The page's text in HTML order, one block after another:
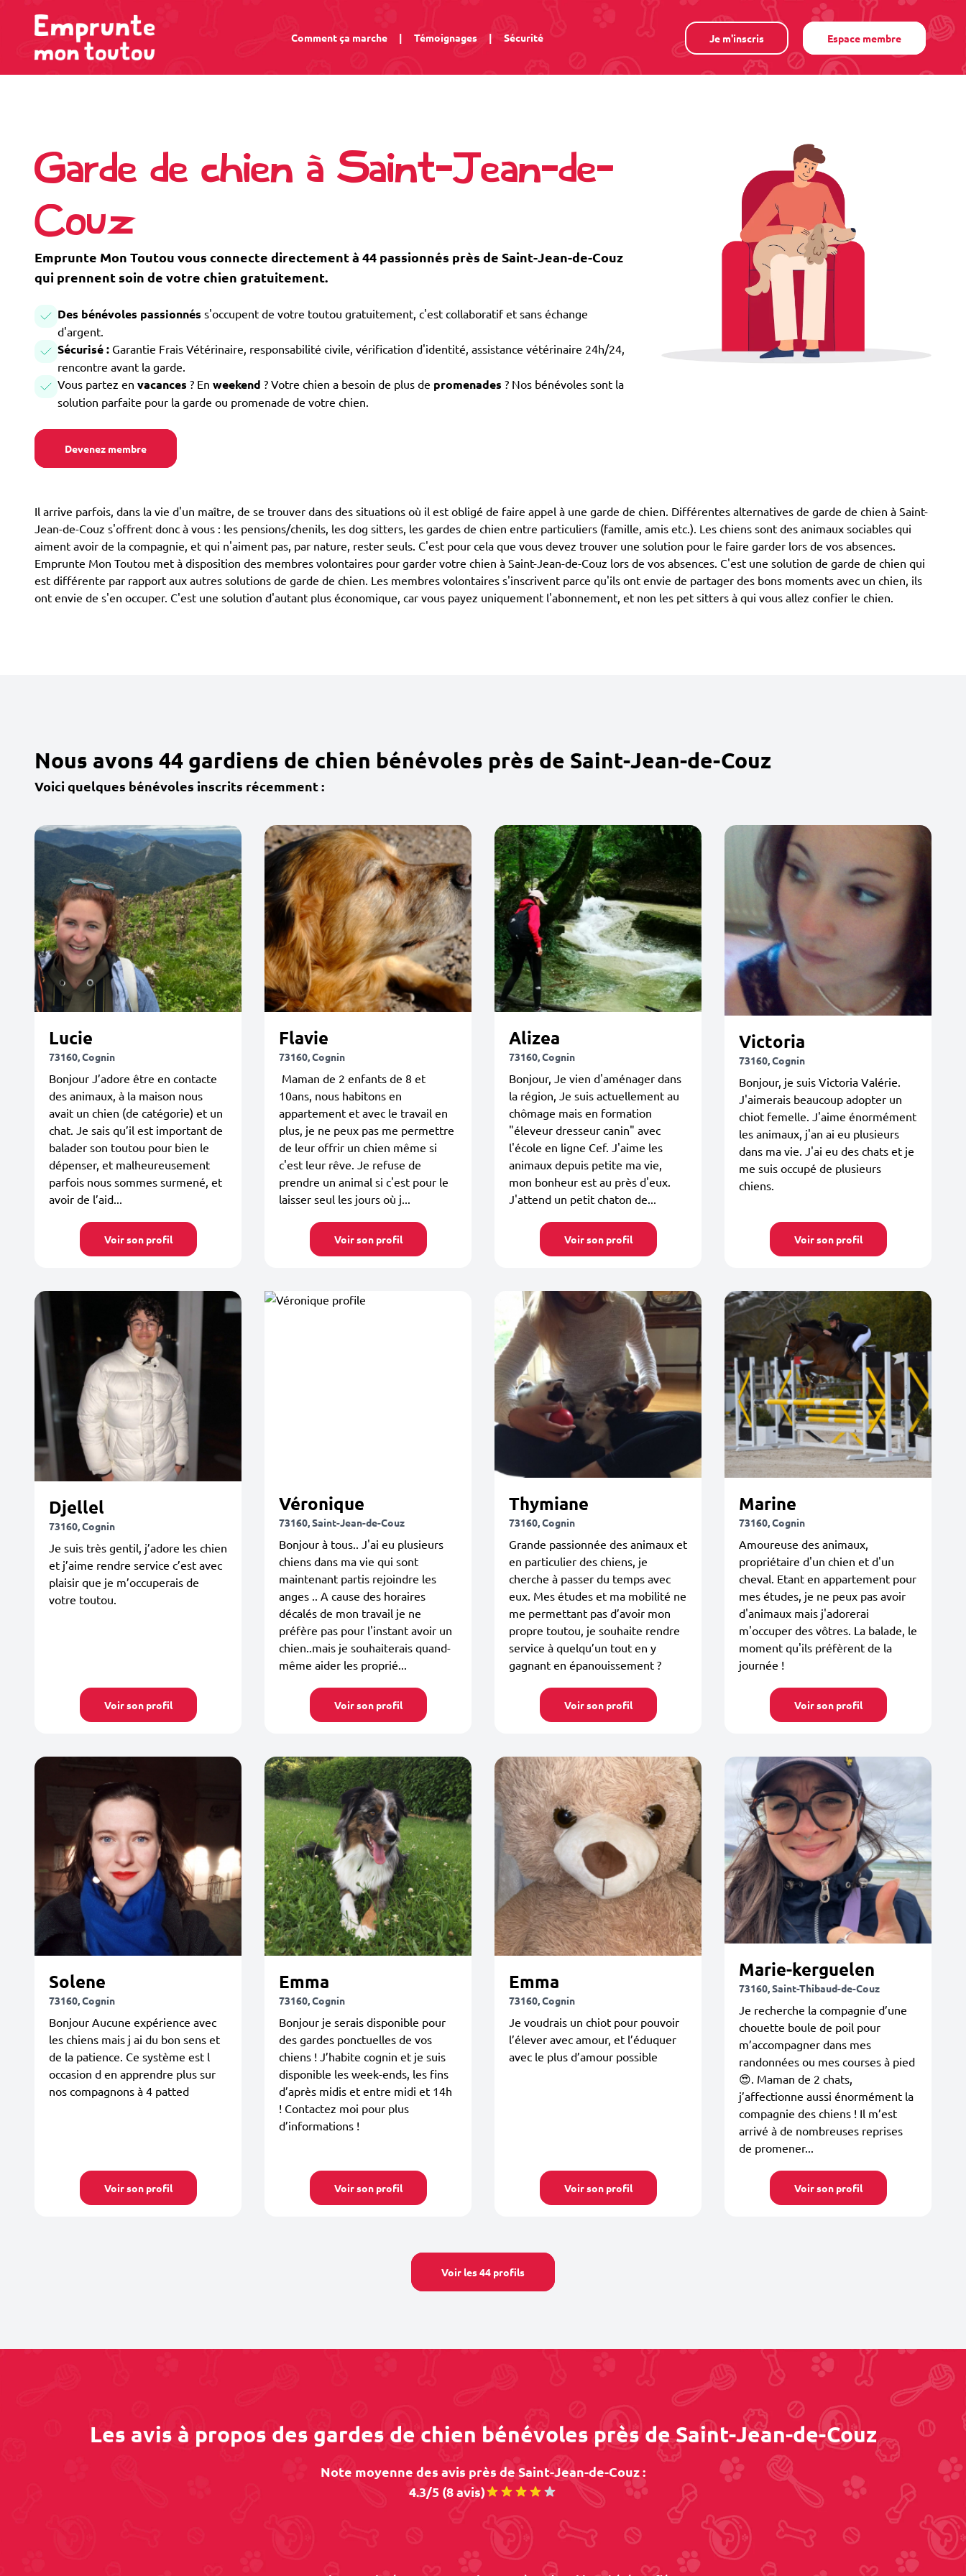
Comment ça marche | Témoignages | Sécurité Je m'inscris Espace membre
Garde de chien à Saint-Jean-de-
Couz
Emprunte Mon Toutou vous connecte directement à 44 passionnés près de Saint-Jean-de-Couz
qui prennent soin de votre chien gratuitement.
Des bénévoles passionnés s'occupent de votre toutou gratuitement, c'est collaboratif et sans échange
d'argent.
Sécurisé : Garantie Frais Vétérinaire, responsabilité civile, vérification d'identité, assistance vétérinaire 24h/24,
rencontre avant la garde.
Vous partez en vacances ? En weekend ? Votre chien a besoin de plus de promenades ? Nos bénévoles sont la
solution parfaite pour la garde ou promenade de votre chien.
Devenez membre
Il arrive parfois, dans la vie d'un maître, de se trouver dans des situations où il est obligé de faire appel à une garde de chien. Différentes alternatives de garde de chien à Saint-
Jean-de-Couz s'offrent donc à vous : les pensions/chenils, les dog sitters, les gardes de chien entre particuliers (famille, amis etc.). Les chiens sont des animaux sociables qui
aiment avoir de la compagnie, et qui n'aiment pas, par nature, rester seuls. C'est pour cela que vous devez trouver une solution pour le faire garder lors de vos absences.
Emprunte Mon Toutou met à disposition des membres volontaires pour garder votre chien à Saint-Jean-de-Couz lors de vos absences. C'est une solution de garde de chien qui
est différente par rapport aux autres solutions de garde de chien. Les membres volontaires s'inscrivent parce qu'ils ont envie de partager des bons moments avec un chien, ils
ont envie de s'en occuper. C'est une solution d'autant plus économique, car vous payez uniquement l'abonnement, et non les pet sitters à qui vous allez confier le chien.
Nous avons 44 gardiens de chien bénévoles près de Saint-Jean-de-Couz
Voici quelques bénévoles inscrits récemment :
Lucie
73160, Cognin
Bonjour J’adore être en contacte
des animaux, à la maison nous
avait un chien (de catégorie) et un
chat. Je sais qu’il est important de
balader son toutou pour bien le
dépenser, et malheureusement
parfois nous sommes surmené, et
avoir de l’aid...
Voir son profil
Flavie
73160, Cognin
Maman de 2 enfants de 8 et
10ans, nous habitons en
appartement et avec le travail en
plus, je ne peux pas me permettre
de leur offrir un chien même si
c'est leur rêve. Je refuse de
prendre un animal si c'est pour le
laisser seul les jours où j...
Voir son profil
Alizea
73160, Cognin
Bonjour, Je vien d'aménager dans
la région, Je suis actuellement au
chômage mais en formation
"éleveur dresseur canin" avec
l'école en ligne Cef. J'aime les
animaux depuis petite ma vie,
mon bonheur est au près d'eux.
J'attend un petit chaton de...
Voir son profil
Victoria
73160, Cognin
Bonjour, je suis Victoria Valérie.
J'aimerais beaucoup adopter un
chiot femelle. J'aime énormément
les animaux, j'an ai eu plusieurs
dans ma vie. J'ai eu des chats et je
me suis occupé de plusieurs
chiens.
Voir son profil
Djellel
73160, Cognin
Je suis très gentil, j’adore les chien
et j’aime rendre service c’est avec
plaisir que je m’occuperais de
votre toutou.
Voir son profil
Véronique
73160, Saint-Jean-de-Couz
Bonjour à tous.. J'ai eu plusieurs
chiens dans ma vie qui sont
maintenant partis rejoindre les
anges .. A cause des horaires
décalés de mon travail je ne
préfère pas pour l'instant avoir un
chien..mais je souhaiterais quand-
même aider les proprié...
Voir son profil
Thymiane
73160, Cognin
Grande passionnée des animaux et
en particulier des chiens, je
cherche à passer du temps avec
eux. Mes études et ma mobilité ne
me permettant pas d’avoir mon
propre toutou, je souhaite rendre
service à quelqu’un tout en y
gagnant en épanouissement ?
Voir son profil
Marine
73160, Cognin
Amoureuse des animaux,
propriétaire d'un chien et d'un
cheval. Etant en appartement pour
mes études, je ne peux pas avoir
d'animaux mais j'adorerai
m'occuper des vôtres. La balade, le
moment qu'ils préfèrent de la
journée !
Voir son profil
Solene
73160, Cognin
Bonjour Aucune expérience avec
les chiens mais j ai du bon sens et
de la patience. Ce système est l
occasion d en apprendre plus sur
nos compagnons à 4 patted
Voir son profil
Emma
73160, Cognin
Bonjour je serais disponible pour
des gardes ponctuelles de vos
chiens ! J’habite cognin et je suis
disponible les week-ends, les fins
d’après midis et entre midi et 14h
! Contactez moi pour plus
d’informations !
Voir son profil
Emma
73160, Cognin
Je voudrais un chiot pour pouvoir
l’élever avec amour, et l’éduquer
avec le plus d’amour possible
Voir son profil
Marie-kerguelen
73160, Saint-Thibaud-de-Couz
Je recherche la compagnie d’une
chouette boule de poil pour
m’accompagner dans mes
randonnées ou mes courses à pied
😍. Maman de 2 chats,
j’affectionne aussi énormément la
compagnie des chiens ! Il m’est
arrivé à de nombreuses reprises
de promener...
Voir son profil
Voir les 44 profils
Les avis à propos des gardes de chien bénévoles près de Saint-Jean-de-Couz
Note moyenne des avis près de Saint-Jean-de-Couz :
4.3/5 (8 avis)